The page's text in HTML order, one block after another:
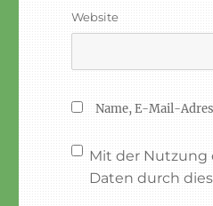
Website
Name, E-Mail-
Mit der Nutzung
Daten durch